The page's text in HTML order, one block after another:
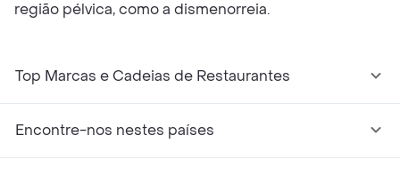
região pélvica, como a dismenorreia.
Top Marcas e Cadeias de Restaurantes
Encontre-nos nestes países